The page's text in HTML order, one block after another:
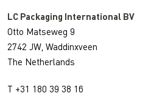
LC Packaging International BV
Otto Matseweg 9
2742 JW, Waddinxveen
The Netherlands
T +31 180 39 38 16